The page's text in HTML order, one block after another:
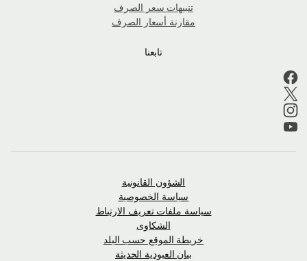
تنبيهات سعر الصرف
مقارنة أسعار الصرف
تابعنا
الشؤون القانونية
سياسة الخصوصية
سياسة ملفات تعريف الارتباط
الشكاوى
خريطة الموقع حسب البلد
بيان العبودية الحديثة